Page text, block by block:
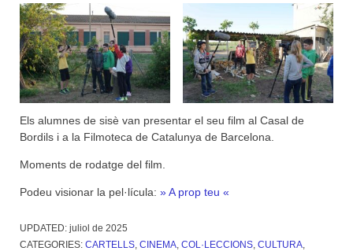
Els alumnes de sisè van presentar el seu film al Casal de
Bordils i a la Filmoteca de Catalunya de Barcelona.
Moments de rodatge del film.
Podeu visionar la pel·lícula: » A prop teu «
UPDATED: juliol de 2025
CATEGORIES: CARTELLS CINEMA COL·LECCIONS CULTURA